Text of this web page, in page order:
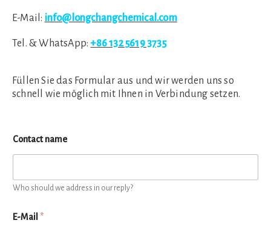
E-Mail: info@longchangchemical.com
Tel. & WhatsApp:+86 132 5619 3735
Füllen Sie das Formular aus und wir werden uns so
schnell wie möglich mit Ihnen in Verbindung setzen.
Contact name
Who should we address in our reply?
E-Mail *